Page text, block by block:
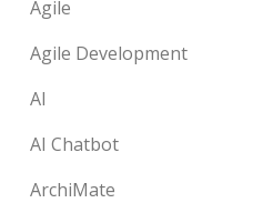
Agile
Agile Development
AI
AI Chatbot
ArchiMate